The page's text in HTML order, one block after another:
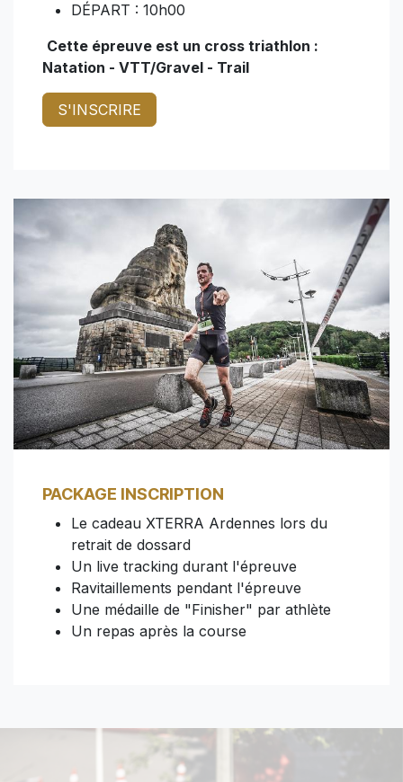
DÉPART : 10h00
Cette épreuve est un cross triathlon :
Natation - VTT/Gravel - Trail
S'INSCRIRE
PACKAGE INSCRIPTION
Le cadeau XTERRA Ardennes lors du
retrait de dossard
Un live tracking durant l'épreuve
Ravitaillements pendant l'épreuve
Une médaille de "Finisher" par athlète
Un repas après la course